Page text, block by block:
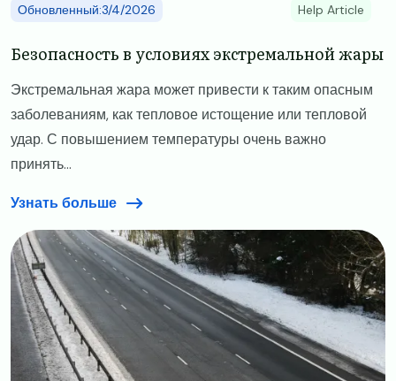
Обновленный:3/4/2026 Help Article
Безопасность в условиях экстремальной жары
Экстремальная жара может привести к таким опасным
заболеваниям, как тепловое истощение или тепловой
удар. С повышением температуры очень важно
принять...
Узнать больше
Image